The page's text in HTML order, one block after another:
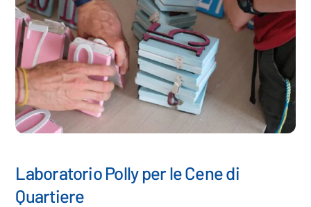
Laboratorio Polly per le Cene di
Quartiere